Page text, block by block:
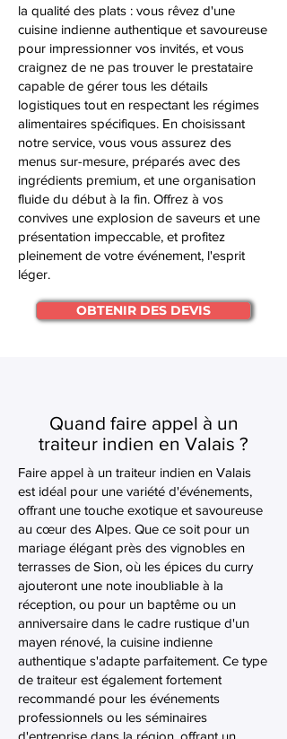
la qualité des plats : vous rêvez d'une
cuisine indienne authentique et savoureuse
pour impressionner vos invités, et vous
craignez de ne pas trouver le prestataire
capable de gérer tous les détails
logistiques tout en respectant les régimes
alimentaires spécifiques. En choisissant
notre service, vous vous assurez des
menus sur-mesure, préparés avec des
ingrédients premium, et une organisation
fluide du début à la fin. Offrez à vos
convives une explosion de saveurs et une
présentation impeccable, et profitez
pleinement de votre événement, l'esprit
léger.
OBTENIR DES DEVIS
Quand faire appel à un
traiteur indien en Valais ?
Faire appel à un traiteur indien en Valais
est idéal pour une variété d'événements,
offrant une touche exotique et savoureuse
au cœur des Alpes. Que ce soit pour un
mariage élégant près des vignobles en
terrasses de Sion, où les épices du curry
ajouteront une note inoubliable à la
réception, ou pour un baptême ou un
anniversaire dans le cadre rustique d'un
mayen rénové, la cuisine indienne
authentique s'adapte parfaitement. Ce type
de traiteur est également fortement
recommandé pour les événements
professionnels ou les séminaires
d'entreprise dans la région, offrant un